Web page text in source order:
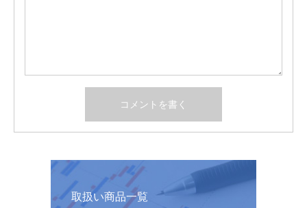
取扱い商品一覧